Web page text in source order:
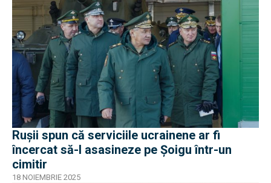
Rușii spun că serviciile ucrainene ar fi
încercat să-l asasineze pe Șoigu într-un
cimitir
18 NOIEMBRIE 2025